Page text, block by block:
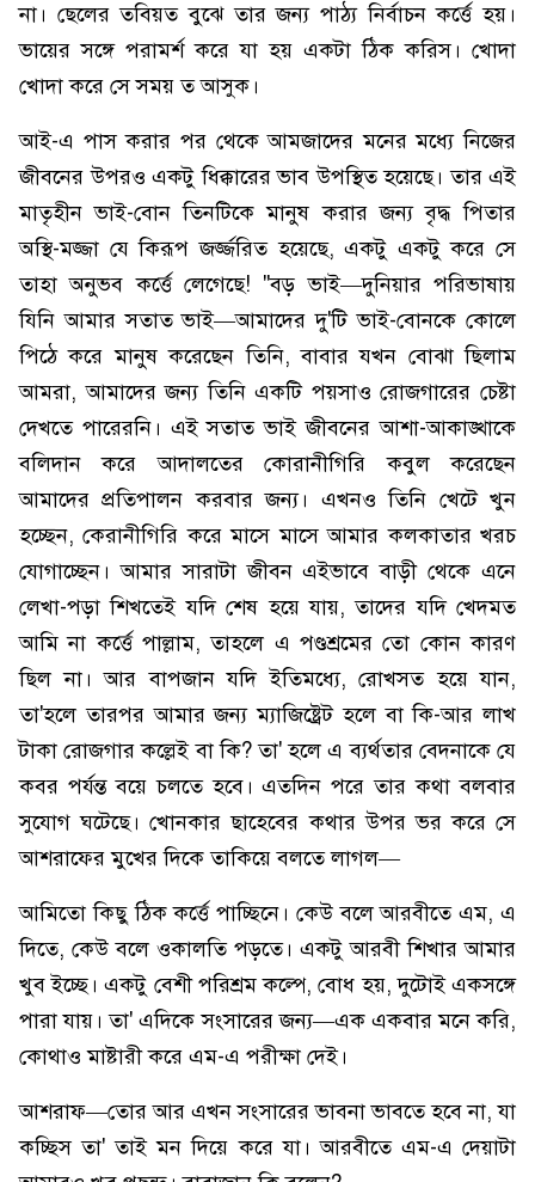
না। ছেলের তবিয়ত বুঝে তার জন্য পাঠ্য নির্বাচন কর্ত্তে হয়।
ভায়ের সঙ্গে পরামর্শ করে যা হয় একটা ঠিক করিস। খোদা
খোদা করে সে সময় ত আসুক।
আই-এ পাস করার পর থেকে আমজাদের মনের মধ্যে নিজের
জীবনের উপরও একটু ধিক্কারের ভাব উপস্থিত হয়েছে। তার এই
মাতৃহীন ভাই-বোন তিনটিকে মানুষ করার জন্য বৃদ্ধ পিতার
অস্থি-মজ্জা যে কিরূপ জর্জ্জরিত হয়েছে, একটু একটু করে সে
তাহা অনুভব কর্ত্তে লেগেছে! "বড় ভাই—দুনিয়ার পরিভাষায়
যিনি আমার সতাত ভাই—আমাদের দু'টি ভাই-বোনকে কোলে
পিঠে করে মানুষ করেছেন তিনি, বাবার যখন বোঝা ছিলাম
আমরা, আমাদের জন্য তিনি একটি পয়সাও রোজগারের চেষ্টা
দেখতে পারেরনি। এই সতাত ভাই জীবনের আশা-আকাঙ্খাকে
বলিদান করে আদালতের কোরানীগিরি কবুল করেছেন
আমাদের প্রতিপালন করবার জন্য। এখনও তিনি খেটে খুন
হচ্ছেন, কেরানীগিরি করে মাসে মাসে আমার কলকাতার খরচ
যোগাচ্ছেন। আমার সারাটা জীবন এইভাবে বাড়ী থেকে এনে
লেখা-পড়া শিখতেই যদি শেষ হয়ে যায়, তাদের যদি খেদমত
আমি না কর্ত্তে পাল্লাম, তাহলে এ পণ্ডশ্রমের তো কোন কারণ
ছিল না। আর বাপজান যদি ইতিমধ্যে, রোখসত হয়ে যান,
তা'হলে তারপর আমার জন্য ম্যাজিষ্ট্রেট হলে বা কি-আর লাখ
টাকা রোজগার কল্লেই বা কি? তা' হলে এ ব্যর্থতার বেদনাকে যে
কবর পর্যন্ত বয়ে চলতে হবে। এতদিন পরে তার কথা বলবার
সুযোগ ঘটেছে। খোনকার ছাহেবের কথার উপর ভর করে সে
আশরাফের মুখের দিকে তাকিয়ে বলতে লাগল—
আমিতো কিছু ঠিক কর্ত্তে পাচ্ছিনে। কেউ বলে আরবীতে এম, এ
দিতে, কেউ বলে ওকালতি পড়তে। একটু আরবী শিখার আমার
খুব ইচ্ছে। একটু বেশী পরিশ্রম কল্পে, বোধ হয়, দুটোই একসঙ্গে
পারা যায়। তা' এদিকে সংসারের জন্য—এক একবার মনে করি,
কোথাও মাষ্টারী করে এম-এ পরীক্ষা দেই।
আশরাফ—তোর আর এখন সংসারের ভাবনা ভাবতে হবে না, যা
কচ্ছিস তা' তাই মন দিয়ে করে যা। আরবীতে এম-এ দেয়াটা